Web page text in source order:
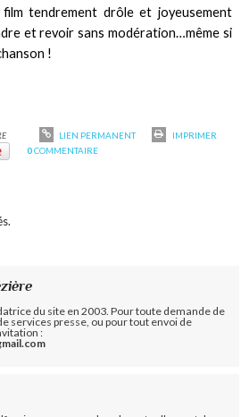
tendrement drôle et joyeusement
et revoir sans modération…même si
!
LIEN PERMANENT
IMPRIMER
0COMMENTAIRE
du site en 2003. Pour toute demande de
services presse, ou pour tout envoi de
: